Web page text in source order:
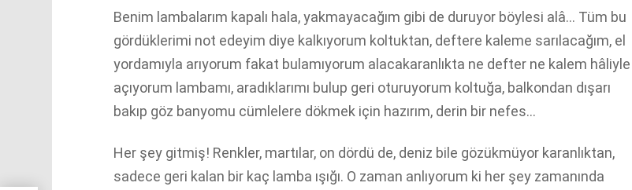
Benim lambalarım kapalı hala, yakmayacağım gibi de duruyor böylesi alâ… Tüm bu
gördüklerimi not edeyim diye kalkıyorum koltuktan, deftere kaleme sarılacağım, el
yordamıyla arıyorum fakat bulamıyorum alacakaranlıkta ne defter ne kalem hâliyle
açıyorum lambamı, aradıklarımı bulup geri oturuyorum koltuğa, balkondan dışarı
bakıp göz banyomu cümlelere dökmek için hazırım, derin bir nefes…
Her şey gitmiş! Renkler, martılar, on dördü de, deniz bile gözükmüyor karanlıktan,
sadece geri kalan bir kaç lamba ışığı. O zaman anlıyorum ki her şey zamanında